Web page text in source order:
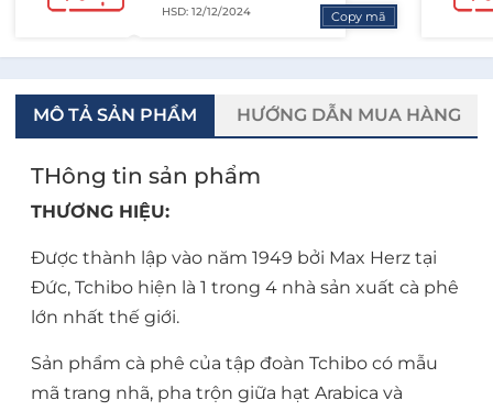
HSD: 12/12/2024 Copy mã
MÔ TẢ SẢN PHẨM HƯỚNG DẪN MUA HÀNG
THông tin sản phẩm
THƯƠNG HIỆU:
Được thành lập vào năm 1949 bởi Max Herz tại
Đức, Tchibo hiện là 1 trong 4 nhà sản xuất cà phê
lớn nhất thế giới.
Sản phẩm cà phê của tập đoàn Tchibo có mẫu
mã trang nhã, pha trộn giữa hạt Arabica và